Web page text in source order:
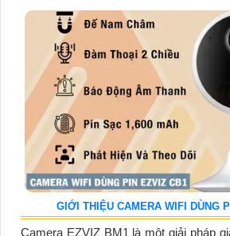
GIỚI THIỆU CAMERA WIFI DÙNG
Camera EZVIZ BM1 là một giải pháp